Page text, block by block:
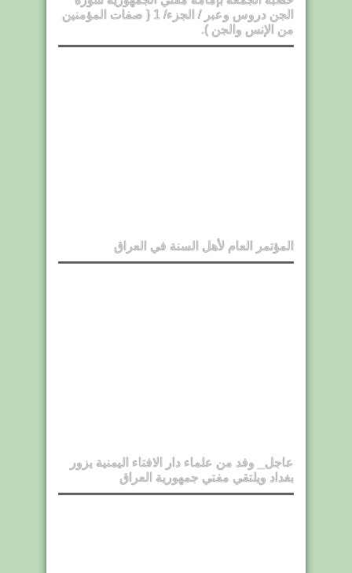
الجن دروس وعبر / الجزء/ 1 { صفات المؤمنين
من الإنس والجن ).
المؤتمر العام لأهل السنة في العراق
عاجل_ وفد من علماء دار الافتاء اليمنية يزور
بغداد ويلتقي مفتي جمهورية العراق